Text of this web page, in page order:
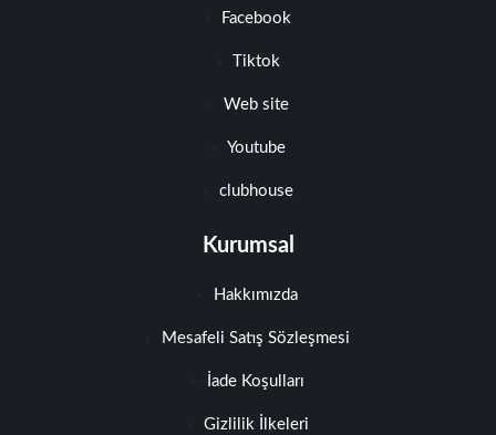
Facebook
Tiktok
Web site
Youtube
clubhouse
Kurumsal
Hakkımızda
Mesafeli Satış Sözleşmesi
İade Koşulları
Gizlilik İlkeleri